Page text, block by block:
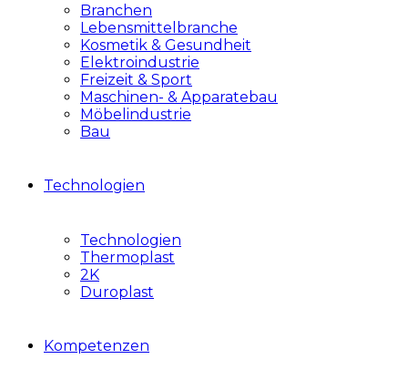
Branchen
Lebensmittelbranche
Kosmetik & Gesundheit
Elektroindustrie
Freizeit & Sport
Maschinen- & Apparatebau
Möbelindustrie
Bau
Technologien
Technologien
Thermoplast
2K
Duroplast
Kompetenzen